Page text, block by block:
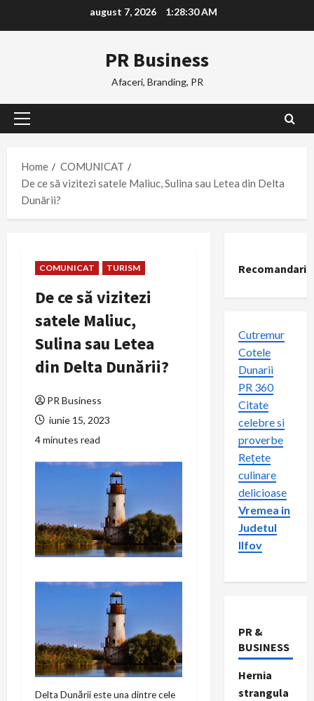
august 7, 2026 1:28:31 AM
PR Business
Afaceri, Branding, PR
Primary
Home
COMUNICAT
De ce să vizitezi satele Maliuc, Sulina sau Letea din Delta
Dunării?
COMUNICAT TURISM
De ce să vizitezi
satele Maliuc,
Sulina sau Letea
din Delta Dunării?
PR Business
iunie 15, 2023
4 minutes read
Delta Dunării este una dintre cele
Recomandari
Cutremur
Cotele
Dunarii
PR 360
Citate
celebre si
proverbe
Rețete
culinare
delicioase
Vremea in
Judetul
Ilfov
PR &
BUSINESS
Hernia
strangula